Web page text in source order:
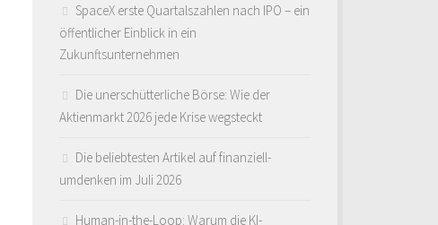
SpaceX erste Quartalszahlen nach IPO – ein
öffentlicher Einblick in ein
Zukunftsunternehmen
Die unerschütterliche Börse: Wie der
Aktienmarkt 2026 jede Krise wegsteckt
Die beliebtesten Artikel auf finanziell-
umdenken im Juli 2026
Human-in-the-Loop: Warum die KI-